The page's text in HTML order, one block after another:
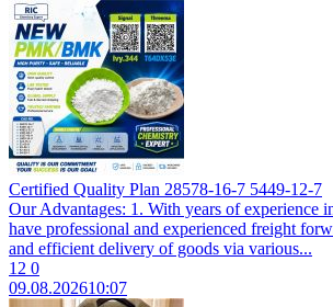
Certified Quality Plan 28578-16-7 5449-12-7
Our Advantages: 1. With years of experience
have professional and experienced freight
and efficient delivery of goods via various...
12 0
09.08.202610:07